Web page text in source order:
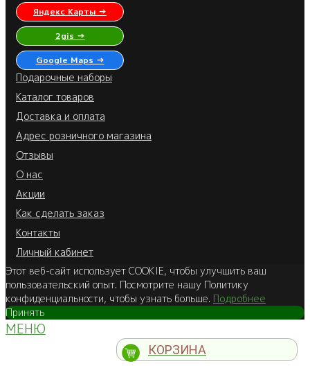
Яндекс Карты →
2gis →
Google Maps →
Подарочные наборы
Каталог товаров
Доставка и оплата
Адрес розничного магазина
Отзывы
О нас
Акции
Как сделать заказ
Контакты
Личный кабинет
Этот веб-сайт использует COOKIE, чтобы улучшить ваш
пользовательский опыт. Посмотрите нашу Политику
конфиденциальности, чтобы узнать больше. Подробнее
Принять
МЕНЮ
КОРЗИНА